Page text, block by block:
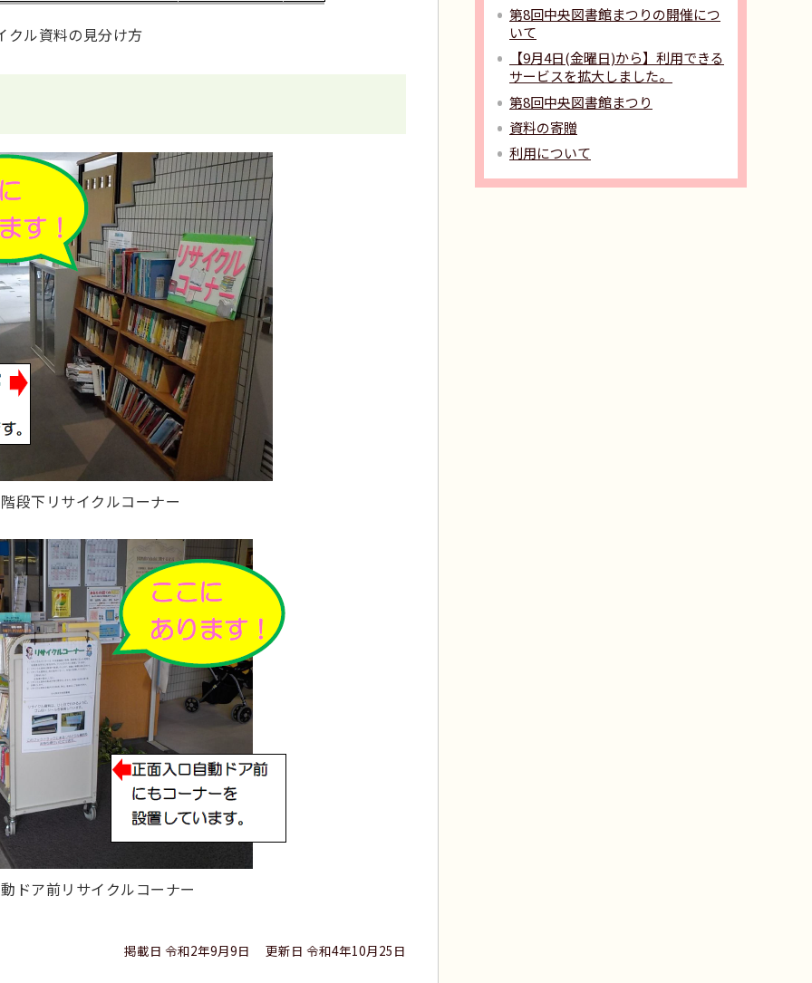
クル資料の見分け方
段下リサイクルコーナー
ドア前リサイクルコーナー
掲載日 令和2年9月9日 更新日 令和4年10月25日
第8回中央図書館まつりの開催につ
いて
【9月4日(金曜日)から】利用できる
サービスを拡大しました。
第8回中央図書館まつり
資料の寄贈
利用について